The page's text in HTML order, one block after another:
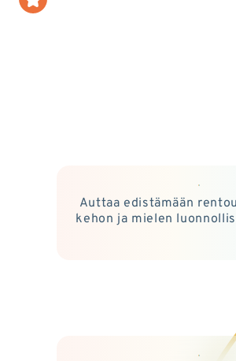
Auttaa edistämään
kehon ja mielen